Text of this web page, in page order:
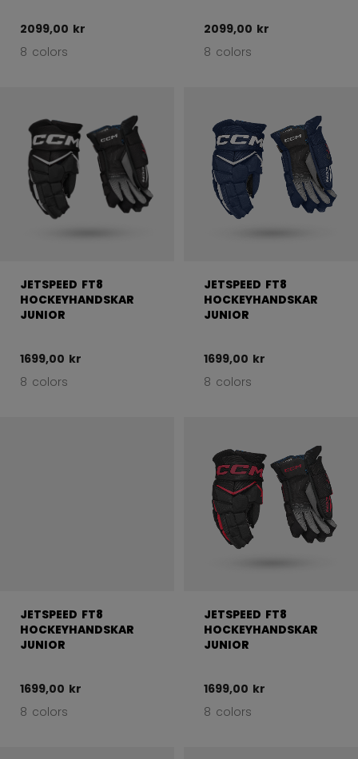
2099,00 kr
8 colors
2099,00 kr
8 colors
JETSPEED FT8
HOCKEYHANDSKAR
JUNIOR
1699,00 kr
8 colors
JETSPEED FT8
HOCKEYHANDSKAR
JUNIOR
1699,00 kr
8 colors
JETSPEED FT8
HOCKEYHANDSKAR
JUNIOR
1699,00 kr
8 colors
JETSPEED FT8
HOCKEYHANDSKAR
JUNIOR
1699,00 kr
8 colors